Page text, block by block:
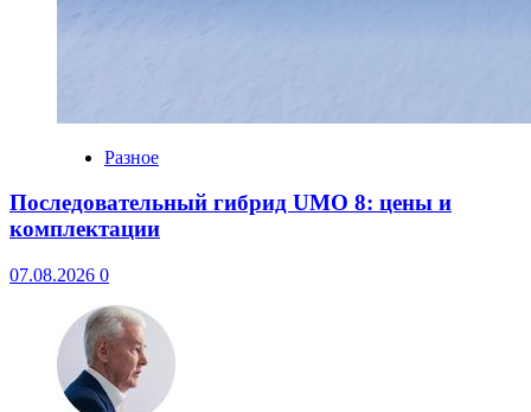
Разное
Последовательный гибрид UMO 8: цены и
комплектации
07.08.2026 0